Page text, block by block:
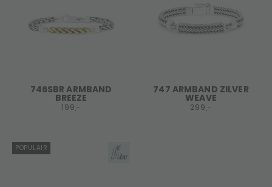
746SBR ARMBAND
BREEZE
199,-
747 ARMBAND ZILVER
WEAVE
299,-
POPULAIR